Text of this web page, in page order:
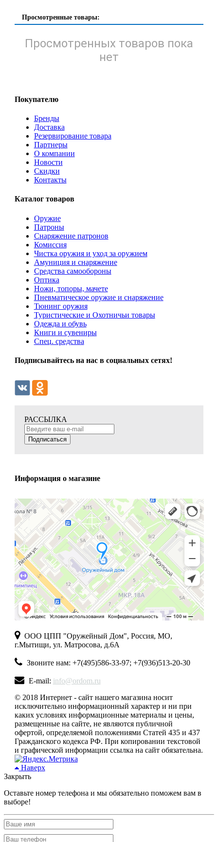
Просмотренные товары:
Просмотренных товаров пока
нет
Покупателю
Бренды
Доставка
Резервирование товара
Партнеры
О компании
Новости
Скидки
Контакты
Каталог товаров
Оружие
Патроны
Снаряжение патронов
Комиссия
Чистка оружия и уход за оружием
Амуниция и снаряжение
Средства самообороны
Оптика
Ножи, топоры, мачете
Пневматическое оружие и снаряжение
Тюнинг оружия
Туристические и Охотничьи товары
Одежда и обувь
Книги и сувениры
Спец. средства
Подписывайтесь на нас в социальных сетях!
РАССЫЛКА
Подписаться
Информация о магазине
ООО ЦПП "Оружейный Дом", Россия, МО,
г.Мытищи, ул. Матросова, д.6А
Звоните нам: +7(495)586-33-97; +7(936)513-20-30
E-mail: info@ordom.ru
© 2018 Интернет - сайт нашего магазина носит
исключительно информационный характер и ни при
каких условиях информационные материалы и цены,
размещенные на сайте, не являются публичной
офертой, определяемой положениями Статей 435 и 437
Гражданского кодекса РФ. При копировании текстовой
и графической информации ссылка на сайт обязательна.
Наверх
Закрыть
Оставьте номер телефона и мы обязательно поможем вам в
выборе!